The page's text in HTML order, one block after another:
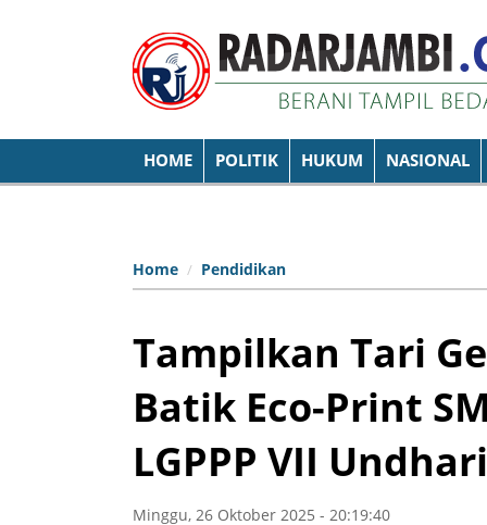
HOME POLITIK HUKUM NASIONAL
Home Pendidikan
Tampilkan Tari
Batik Eco-Print
LGPPP VII Undhari
Minggu, 26 Oktober 2025 - 20:19:40